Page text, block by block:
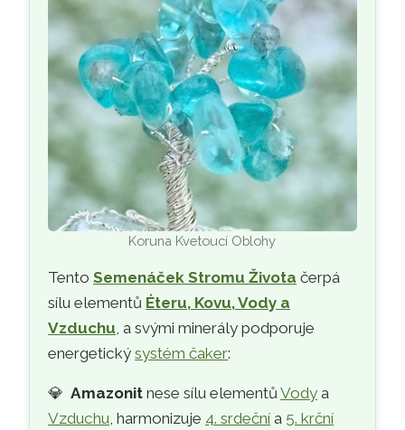
Koruna Kvetoucí Oblohy
TentoSemenáček Stromu Života čerpá
sílu elementů Éteru, Kovu, Vody a
Vzduchu, a svými minerály podporuje
energetickýsystém čaker:
💎Amazonit nese sílu elementůVody a
Vzduchu, harmonizuje 4. srdeční a 5. krční